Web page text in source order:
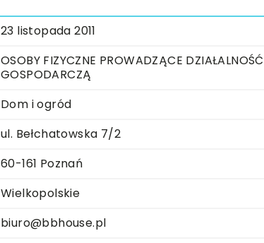
23 listopada 2011
OSOBY FIZYCZNE PROWADZĄCE DZIAŁALNOŚĆ
GOSPODARCZĄ
Dom i ogród
ul. Bełchatowska 7/2
60-161 Poznań
Wielkopolskie
biuro@bbhouse.pl